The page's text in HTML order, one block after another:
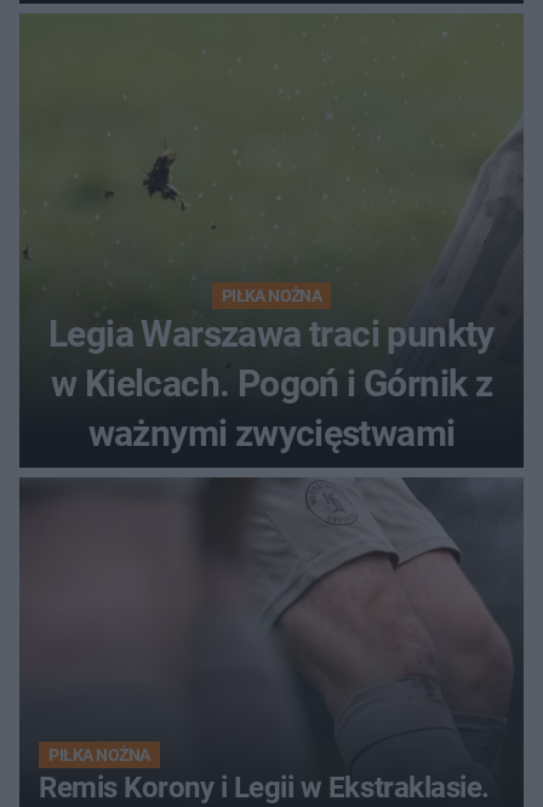
PIŁKA NOŻNA
Legia Warszawa traci punkty
w Kielcach. Pogoń i Górnik z
ważnymi zwycięstwami
PIŁKA NOŻNA
Remis Korony i Legii w Ekstraklasie.